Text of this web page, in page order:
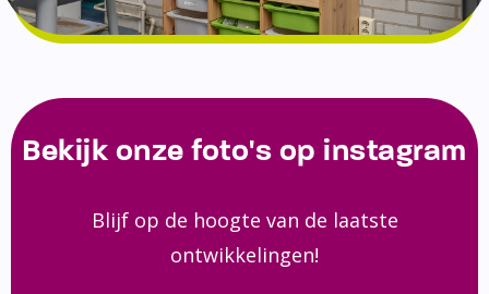
Bekijk onze foto's op instagram
Blijf op de hoogte van de laatste
ontwikkelingen!